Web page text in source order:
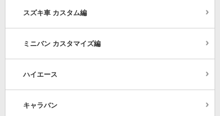
スズキ車 カスタム編
ミニバン カスタマイズ編
ハイエース
キャラバン